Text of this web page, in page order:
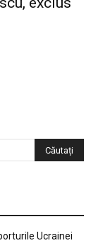
Ucrainei